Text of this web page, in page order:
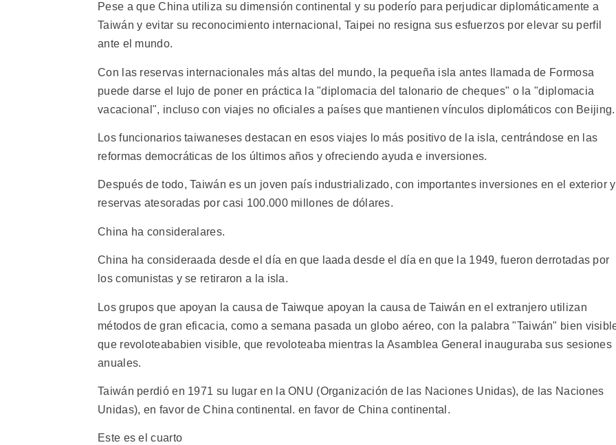
Pese a que China utiliza su dimensión continental y su poderío para perjudicar diplomáticamente a
Taiwán y evitar su reconocimiento internacional, Taipei no resigna sus esfuerzos por elevar su perfil
ante el mundo.
Con las reservas internacionales más altas del mundo, la pequeña isla antes llamada de Formosa
puede darse el lujo de poner en práctica la "diplomacia del talonario de cheques" o la "diplomacia
vacacional", incluso con viajes no oficiales a países que mantienen vínculos diplomáticos con Beijing.
Los funcionarios taiwaneses destacan en esos viajes lo más positivo de la isla, centrándose en las
reformas democráticas de los últimos años y ofreciendo ayuda e inversiones.
Después de todo, Taiwán es un joven país industrializado, con importantes inversiones en el exterior y
reservas atesoradas por casi 100.000 millones de dólares.
China ha consideralares.
China ha consideraada desde el día en que laada desde el día en que la 1949, fueron derrotadas por
los comunistas y se retiraron a la isla.
Los grupos que apoyan la causa de Taiwque apoyan la causa de Taiwán en el extranjero utilizan
métodos de gran eficacia, como a semana pasada un globo aéreo, con la palabra "Taiwán" bien
que revoloteababien visible, que revoloteaba mientras la Asamblea General inauguraba sus sesiones
anuales.
Taiwán perdió en 1971 su lugar en la ONU (Organización de las Naciones Unidas), de las Naciones
Unidas), en favor de China continental. en favor de China continental.
Este es el cuarto